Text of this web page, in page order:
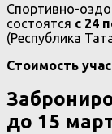
Спортивно-
состоятся с 24
(Республика
Стоимость
до 15